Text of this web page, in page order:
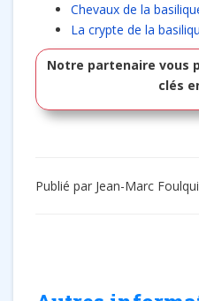
Chevaux de la
La crypte de la
Notre partenaire vous
clés
Publié par Jean-Marc